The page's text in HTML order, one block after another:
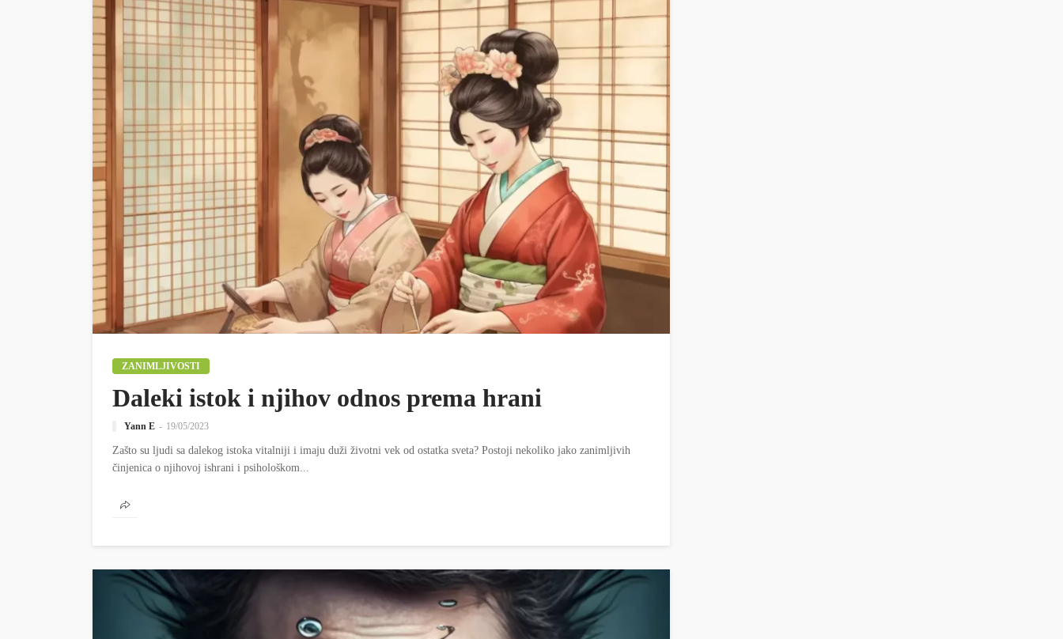
ZANIMLJIVOSTI
Daleki istok i njihov odnos prema hrani
Yann E 19/05/2023
Zašto su ljudi sa dalekog istoka vitalniji i imaju duži životni vek od ostatka sveta? Postoji nekoliko jako zanimljivih
činjenica o njihovoj ishrani i psihološkom...